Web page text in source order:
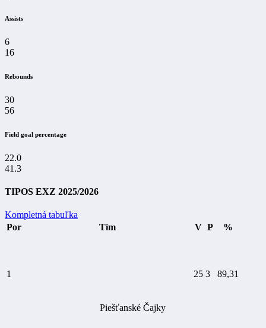
Assists
6
16
Rebounds
30
56
Field goal percentage
22.0
41.3
TIPOS EXZ 2025/2026
Kompletná tabuľka
Por
Tím V P %
1
Piešťanské Čajky
25 3 89,31